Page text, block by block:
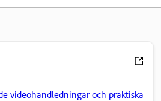
videohandledningar och praktiska